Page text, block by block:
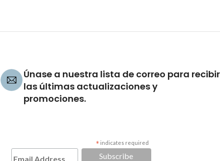
Únase a nuestra lista de correo para recibir
las últimas actualizaciones y
promociones.
* indicates required